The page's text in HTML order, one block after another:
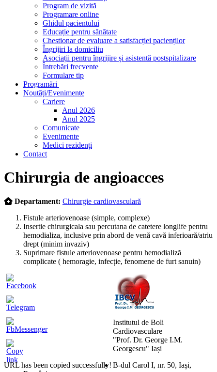
Program de vizită
Programare online
Ghidul pacientului
Educație pentru sănătate
Chestionar de evaluare a satisfacției pacienților
Îngrijiri la domiciliu
Asociații pentru îngrijire și asistentă postspitalizare
Întrebări frecvente
Formulare tip
Programări
Noutăți/Evenimente
Cariere
Anul 2026
Anul 2025
Comunicate
Evenimente
Medici rezidenți
Contact
to
Chirurgia de angioacces
Departament: Chirurgie cardiovasculară
Fistule arteriovenoase (simple, complexe)
Insertie chirurgicala sau percutana de catetere longlife pentru
hemodializa, inclusive prin abord de venă cavă inferioară/atriu
drept (minim invaziv)
Suprimare fistule arteriovenoase pentru hemodializă
complicate ( hemoragie, infecție, fenomene de furt sanuin)
URL has been copied successfully!
Institutul de Boli
Cardiovasculare
"Prof. Dr. George I.M.
Georgescu" Iași
B-dul Carol I, nr. 50, Iași,